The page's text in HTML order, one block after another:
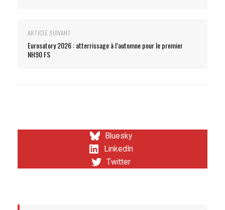
ARTICLE SUIVANT
Eurosatory 2026 : atterrissage à l’automne pour le premier
NH90 FS
Bluesky
LinkedIn
Twitter